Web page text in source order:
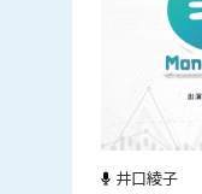
井口綾子